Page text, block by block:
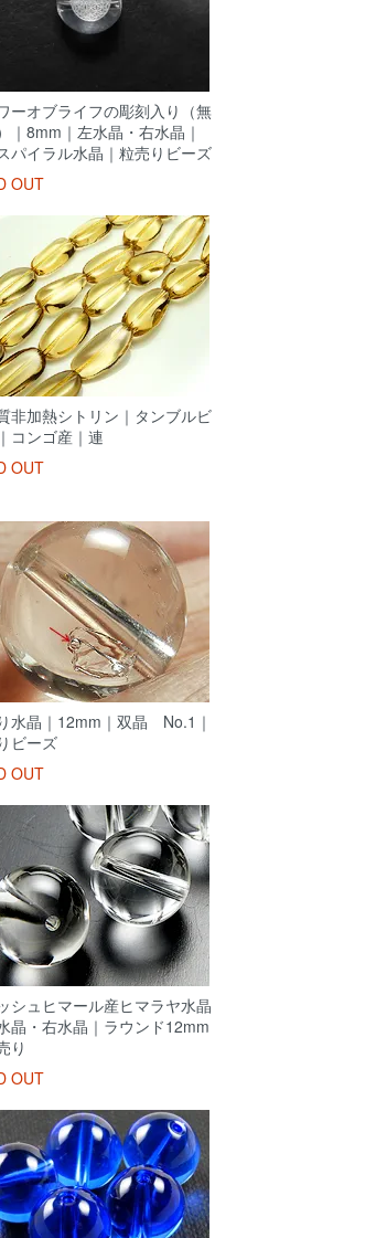
ーオブライフの彫刻入り（無
｜8mm｜左水晶・右水晶｜
パイラル水晶｜粒売りビーズ
OUT
非加熱シトリン｜タンブルビ
コンゴ産｜連
OUT
水晶｜12mm｜双晶 No.1｜
ビーズ
OUT
シュヒマール産ヒマラヤ水晶
晶・右水晶｜ラウンド12mm
り
OUT